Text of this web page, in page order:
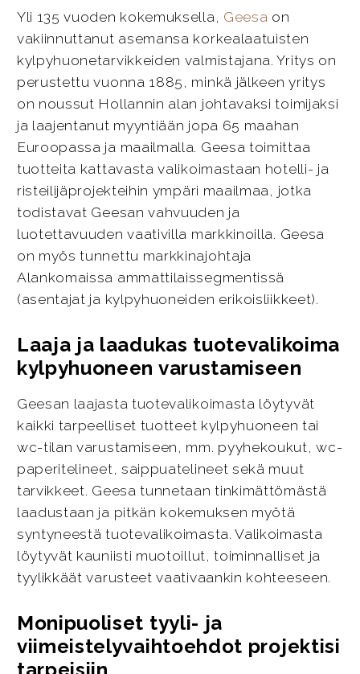
Yli 135 vuoden kokemuksella, Geesa on
vakiinnuttanut asemansa korkealaatuisten
kylpyhuonetarvikkeiden valmistajana. Yritys on
perustettu vuonna 1885, minkä jälkeen yritys
on noussut Hollannin alan johtavaksi toimijaksi
ja laajentanut myyntiään jopa 65 maahan
Euroopassa ja maailmalla. Geesa toimittaa
tuotteita kattavasta valikoimastaan hotelli- ja
risteilijäprojekteihin ympäri maailmaa, jotka
todistavat Geesan vahvuuden ja
luotettavuuden vaativilla markkinoilla. Geesa
on myös tunnettu markkinajohtaja
Alankomaissa ammattilaissegmentissä
(asentajat ja kylpyhuoneiden erikoisliikkeet).
Laaja ja laadukas tuotevalikoima
kylpyhuoneen varustamiseen
Geesan laajasta tuotevalikoimasta löytyvät
kaikki tarpeelliset tuotteet kylpyhuoneen tai
wc-tilan varustamiseen, mm. pyyhekoukut, wc-
paperitelineet, saippuatelineet sekä muut
tarvikkeet. Geesa tunnetaan tinkimättömästä
laadustaan ja pitkän kokemuksen myötä
syntyneestä tuotevalikoimasta. Valikoimasta
löytyvät kauniisti muotoillut, toiminnalliset ja
tyylikkäät varusteet vaativaankin kohteeseen.
Monipuoliset tyyli- ja
viimeistelyvaihtoehdot projektisi